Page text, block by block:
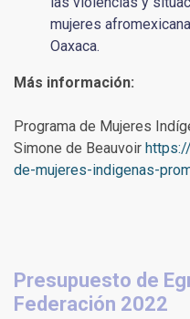
mujeres
Oaxaca.
Más información:
Programa de Mujeres
Simone de Beauvoir
de-mujeres-indigenas-
Presupuesto de
Federación 2022